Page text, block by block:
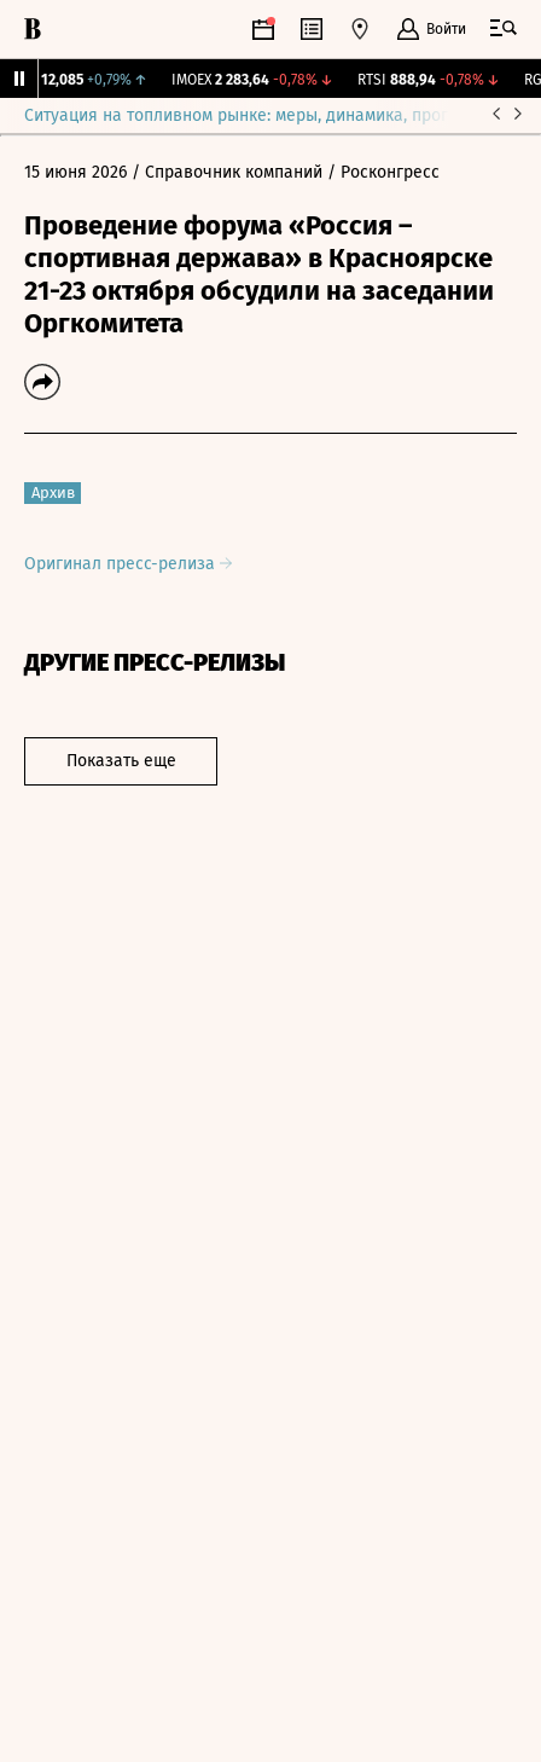
Войти
12,085 +0,79%↑ IMOEX 2 283,64 -0,78%↓ RTSI 888,94 -0,78%↓
Ситуация на топливном рынке: меры, динамика, прогнозы
15 июня 2026 / Справочник компаний / Росконгресс
Проведение форума «Россия –
спортивная держава» в Красноярске
21-23 октября обсудили на заседании
Оргкомитета
Архив
Оригинал пресс-релиза
ДРУГИЕ ПРЕСС-РЕЛИЗЫ
Показать еще